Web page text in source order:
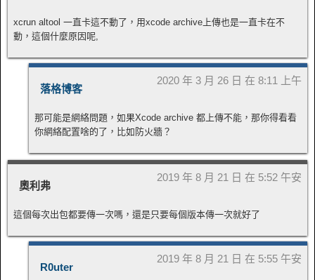
xcrun altool 一直卡這不動了，用xcode archive上傳也是一直卡在不
動，這個什麼原因呢,
落格博客
2020 年 3 月 26 日 在 8:11 上午
那可能是網絡問題，如果Xcode archive 都上傳不能，那你得看看
你網絡配置啥的了，比如防火牆？
奧利弗
2019 年 8 月 21 日 在 5:52 午安
這個每次出包都要傳一次嗎，還是只要每個版本傳一次就好了
R0uter
2019 年 8 月 21 日 在 5:55 午安